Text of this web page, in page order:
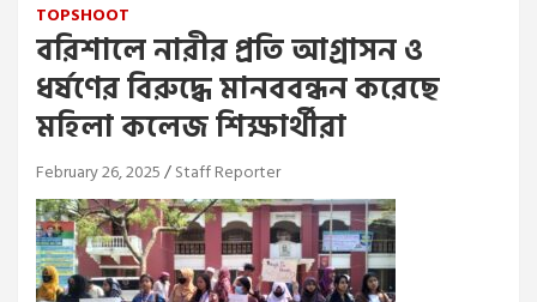
TOPSHOOT
বরিশালে নারীর প্রতি আগ্রাসন ও
ধর্ষণের বিরুদ্ধে মানববন্ধন করেছে
মহিলা কলেজ শিক্ষার্থীরা
February 26, 2025 Staff Reporter